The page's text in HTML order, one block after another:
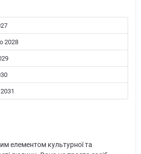
2028
елементом культурної та